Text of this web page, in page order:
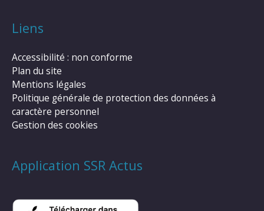
Liens
Accessibilité : non conforme
Plan du site
Mentions légales
Politique générale de protection des données à
caractère personnel
Gestion des cookies
Application SSR Actus